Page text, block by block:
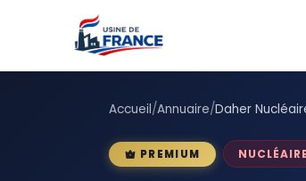
Accueil/Annuaire/Daher
PREMIUM NUCLÉAIRE